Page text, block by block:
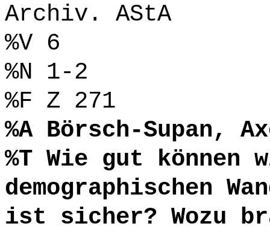
Archiv. AStA
%V 6
%N 1-2
%F Z 271
%A Börsch-Supan,
%T Wie gut
demographischen
ist sicher? Wozu